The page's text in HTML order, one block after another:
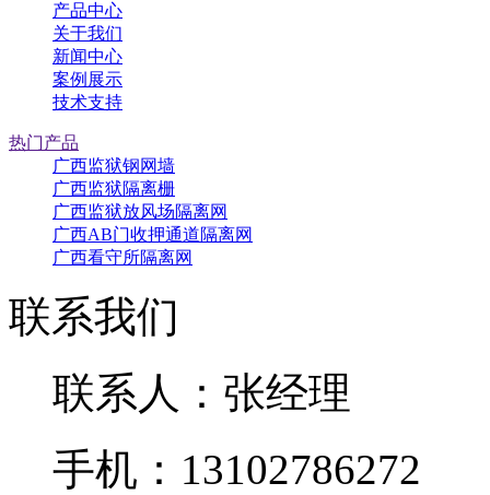
产品中心
关于我们
新闻中心
案例展示
技术支持
热门产品
广西监狱钢网墙
广西监狱隔离栅
广西监狱放风场隔离网
广西AB门收押通道隔离网
广西看守所隔离网
联系我们
联系人：张经理
手机：13102786272